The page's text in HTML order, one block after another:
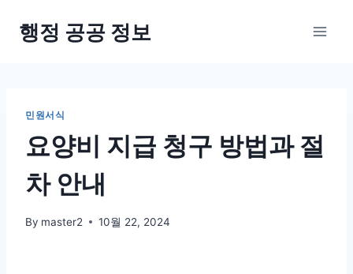
행정 공공 정보
민원서식
요양비 지급 청구 방법과 절
차 안내
By master2 10월 22, 2024